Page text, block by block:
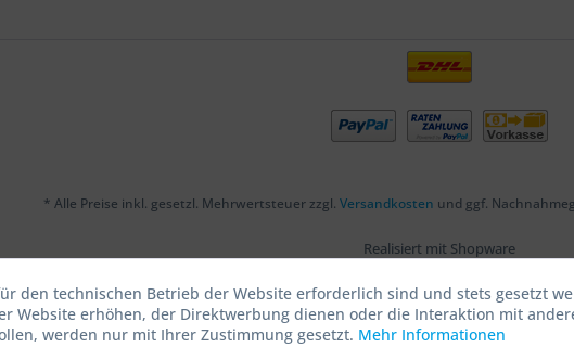
* Alle Preise inkl. gesetzl. Mehrwertsteuer zzgl. Versandkosten und ggf.
Realisiert mit Shopware
den technischen Betrieb der Website erforderlich sind und stets gesetzt
Website erhöhen, der Direktwerbung dienen oder die Interaktion mit
werden nur mit Ihrer Zustimmung gesetzt. Mehr Informationen